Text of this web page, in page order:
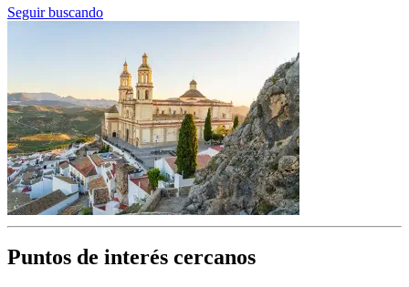
Seguir buscando
Puntos de interés cercanos